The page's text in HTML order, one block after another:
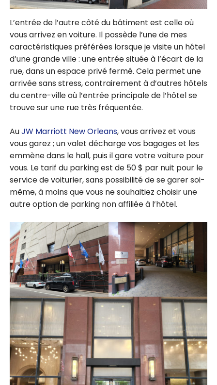
L’entrée de l’autre côté du bâtiment est celle où
vous arrivez en voiture. Il possède l’une de mes
caractéristiques préférées lorsque je visite un hôtel
d’une grande ville : une entrée située à l’écart de la
rue, dans un espace privé fermé. Cela permet une
arrivée sans stress, contrairement à d’autres hôtels
du centre-ville où l’entrée principale de l’hôtel se
trouve sur une rue très fréquentée.
AuJW Marriott New Orleans, vous arrivez et vous
vous garez ; un valet décharge vos bagages et les
emmène dans le hall, puis il gare votre voiture pour
vous. Le tarif du parking est de 50 $ par nuit pour le
service de voiturier, sans possibilité de se garer soi-
même, à moins que vous ne souhaitiez choisir une
autre option de parking non affiliée à l’hôtel.